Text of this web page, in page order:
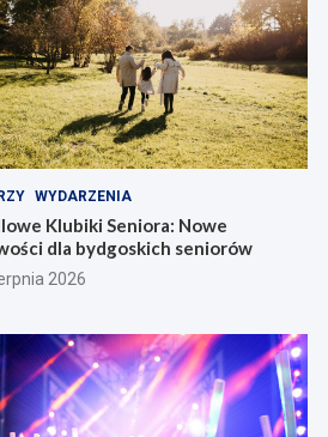
WYDARZENIA
Klubiki Seniora: Nowe
dla bydgoskich seniorów
2026